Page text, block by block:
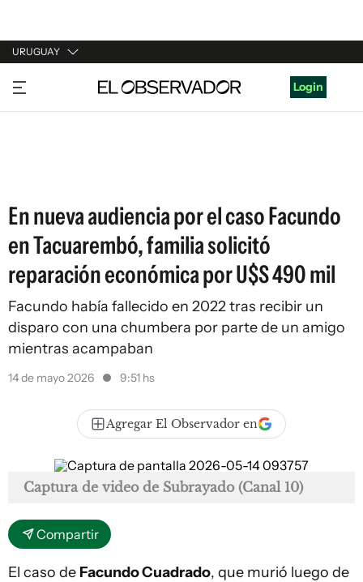
URUGUAY
URUGUAY
ARGENTINA
Login
En nueva audiencia por el caso Facundo
en Tacuarembó, familia solicitó
reparación económica por U$S 490 mil
Facundo había fallecido en 2022 tras recibir un
disparo con una chumbera por parte de un amigo
mientras acampaban
14 de mayo 2026 9:51 hs
Agregar El Observador en
Captura de video de Subrayado (Canal 10)
Compartir
El caso de Facundo Cuadrado, que murió luego de